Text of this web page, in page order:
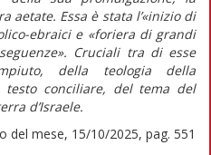
aetate. Essa è stata l’«inizio di
ebraici e «foriera di grandi
Cruciali tra di esse
della teologia della
testo conciliare, del tema del
d’Israele.
del mese, 15/10/2025, pag. 551